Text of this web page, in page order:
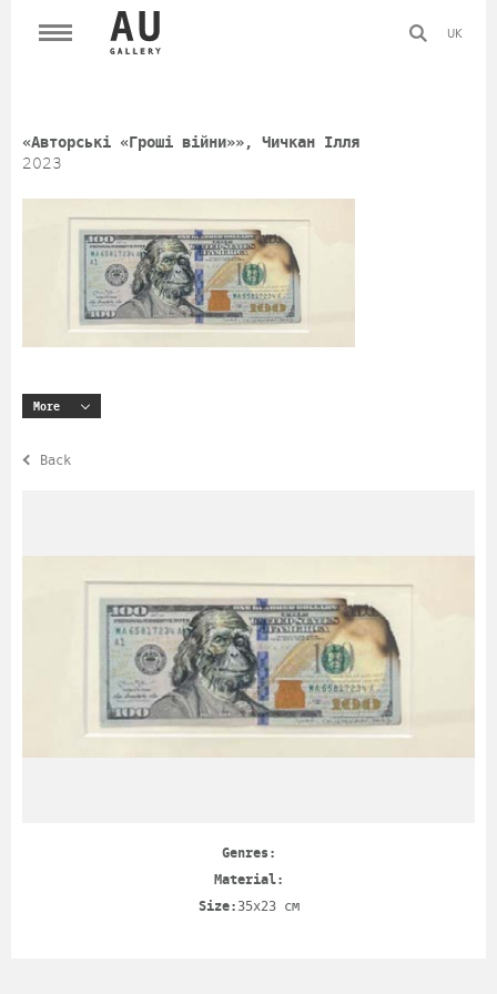
UK
«Авторські «Гроші війни»», Чичкан Ілля
2023
More
Back
Genres:
Material:
Size:35х23 cm